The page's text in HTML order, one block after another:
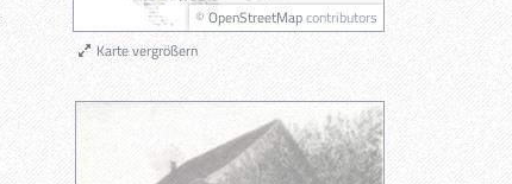
© OpenStreetMapcontributors
Karte vergrößern